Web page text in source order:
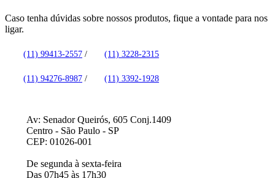
Caso tenha dúvidas sobre nossos produtos, fique a vontade para nos
ligar.
(11) 99413-2557 / (11) 3228-2315
(11) 94276-8987 / (11) 3392-1928
Av: Senador Queirós, 605 Conj.1409
Centro - São Paulo - SP
CEP: 01026-001
De segunda à sexta-feira
Das 07h45 às 17h30